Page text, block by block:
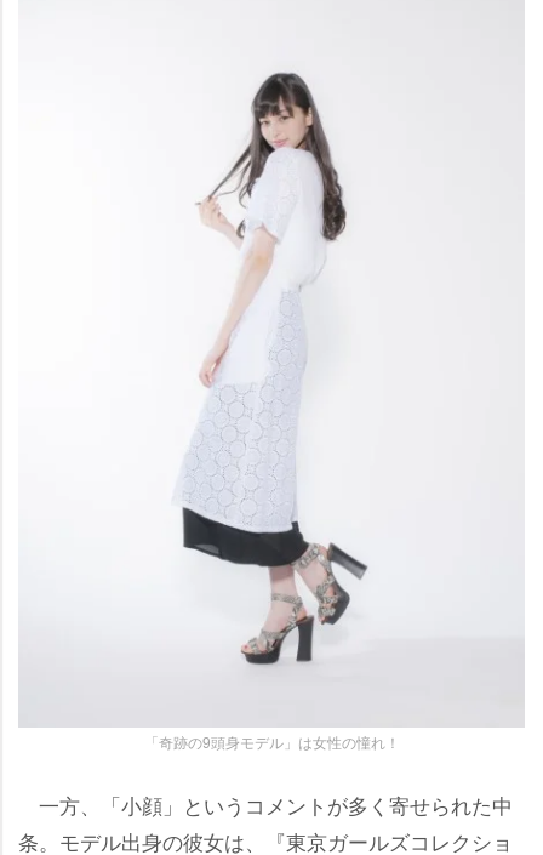
「奇跡の9頭身モデル」は女性の憧れ！
一方、「小顔」というコメントが多く寄せられた中
条。モデル出身の彼女は、『東京ガールズコレクショ